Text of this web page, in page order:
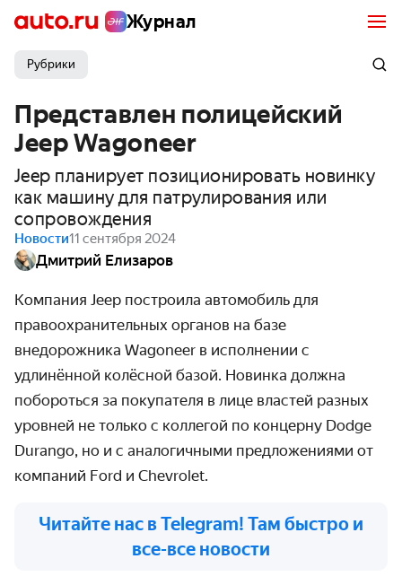
Журнал
Рубрики
Представлен полицейский
Jeep Wagoneer
Jeep планирует позиционировать новинку
как машину для патрулирования или
сопровождения
Новости11 сентября 2024
Дмитрий Елизаров
Компания Jeep построила автомобиль для
правоохранительных органов на базе
внедорожника Wagoneer в исполнении с
удлинённой колёсной базой. Новинка должна
побороться за покупателя в лице властей разных
уровней не только с коллегой по концерну Dodge
Durango, но и с аналогичными предложениями от
компаний Ford и Chevrolet.
Читайте нас в Telegram! Там быстро и
все-все новости